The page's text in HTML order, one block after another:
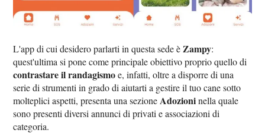
L'app di cui desidero parlarti in questa sede è Zampy:
quest'ultima si pone come principale obiettivo proprio quello di
contrastare il randagismoe, infatti, oltre a disporre di una
serie di strumenti in grado di aiutarti a gestire il tuo cane sotto
molteplici aspetti, presenta una sezione Adozioninella quale
sono presenti diversi annunci di privati e associazioni di
categoria.